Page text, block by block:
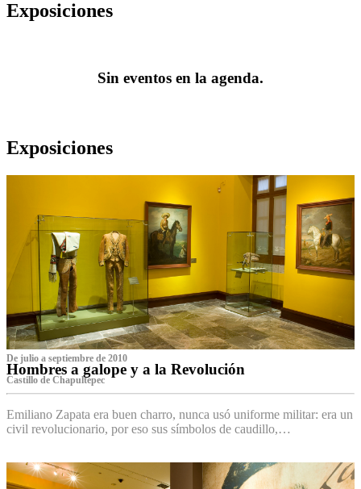
Exposiciones
Sin eventos en la agenda.
Exposiciones
De julio a septiembre de 2010
Hombres a galope y a la Revolución
Castillo de Chapultepec
Emiliano Zapata era buen charro, nunca usó uniforme militar: era un
civil revolucionario, por eso sus símbolos de caudillo,…